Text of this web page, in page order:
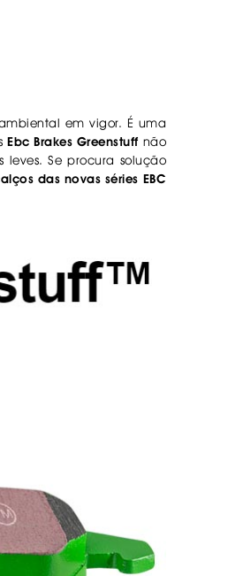
em vigor. É uma
Ebc Brakes Greenstuff não
Se procura solução
das novas séries EBC